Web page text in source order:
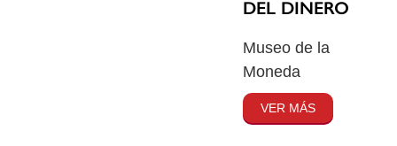
DEL DINERO
Museo de la
Moneda
VER MÁS